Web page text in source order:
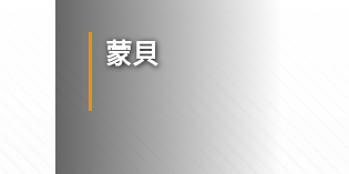
蒙貝